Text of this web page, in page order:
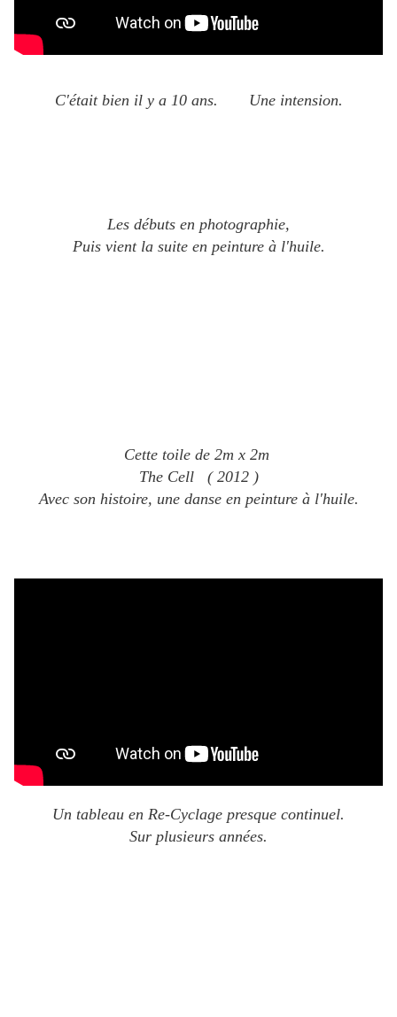
C'était bien il y a 10 ans. Une intension.
Les débuts en photographie,
Puis vient la suite en peinture à l'huile.
Cette toile de 2m x 2m
The Cell ( 2012 )
Avec son histoire, une danse en peinture à l'huile.
Un tableau en Re-Cyclage presque continuel.
Sur plusieurs années.